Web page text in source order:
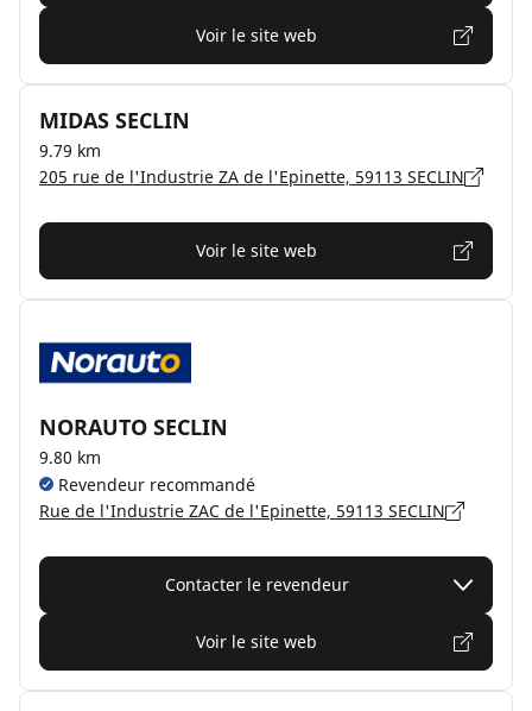
Voir le site web
MIDAS SECLIN
9.79 km
205 rue de l'Industrie ZA de l'Epinette, 59113 SECLIN
Voir le site web
NORAUTO SECLIN
9.80 km
Revendeur recommandé
Rue de l'Industrie ZAC de l'Epinette, 59113 SECLIN
Contacter le revendeur
Voir le site web